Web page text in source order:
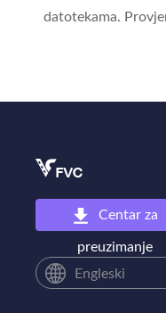
datotekama.
Centar za
preuzimanje
Engleski